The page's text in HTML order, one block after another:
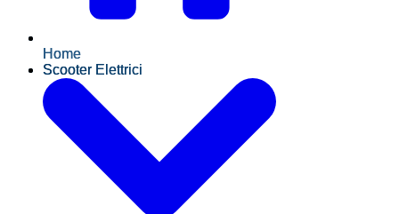
Home
Scooter Elettrici